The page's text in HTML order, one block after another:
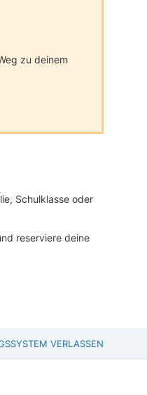
zu deinem
Schulklasse oder
reserviere deine
VERLASSEN